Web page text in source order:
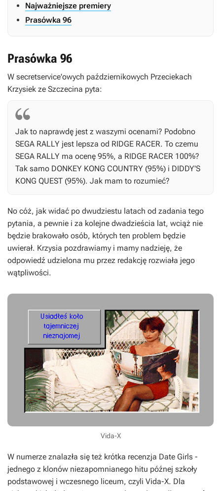
Najważniejsze premiery
Prasówka 96
Prasówka 96
W secretservice'owych październikowych Przeciekach
Krzysiek ze Szczecina pyta:
Jak to naprawdę jest z waszymi ocenami? Podobno
SEGA RALLY jest lepsza od RIDGE RACER. To czemu
SEGA RALLY ma ocenę 95%, a RIDGE RACER 100%?
Tak samo DONKEY KONG COUNTRY (95%) i DIDDY'S
KONG QUEST (95%). Jak mam to rozumieć?
No cóż, jak widać po dwudziestu latach od zadania tego
pytania, a pewnie i za kolejne dwadzieścia lat, wciąż nie
będzie brakowało osób, których ten problem będzie
uwierał. Krzysia pozdrawiamy i mamy nadzieję, że
odpowiedź udzielona mu przez redakcję rozwiała jego
wątpliwości.
Vida-X
W numerze znalazła się też krótka recenzja Date Girls -
jednego z klonów niezapomnianego hitu późnej szkoły
podstawowej i wczesnego liceum, czyli Vida-X. Dla